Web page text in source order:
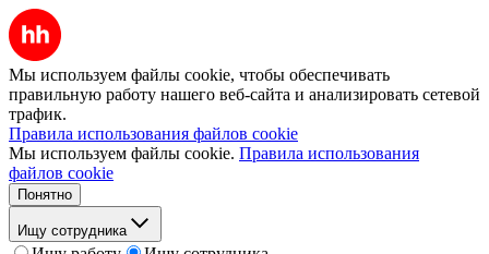
Мы используем файлы cookie, чтобы обеспечивать
правильную работу нашего веб-сайта и анализировать сетевой
трафик.
Правила использования файлов cookie
Мы используем файлы cookie. Правила использования
файлов cookie
Понятно
Ищу сотрудника